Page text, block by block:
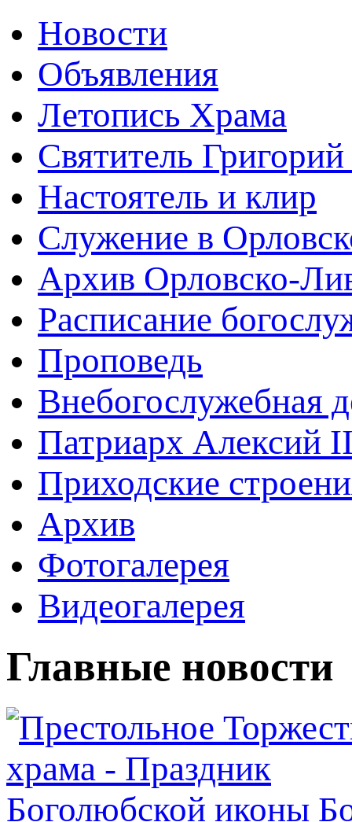
Новости
Объявления
Летопись Храма
Святитель
Настоятель и клир
Служение в
Архив Орловско-
Расписание
Проповедь
Внебогослужебная
Патриарх Алексий
Приходские
Архив
Фотогалерея
Видеогалерея
Главные новости